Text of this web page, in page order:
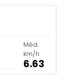
Méd.
km/h
6.63